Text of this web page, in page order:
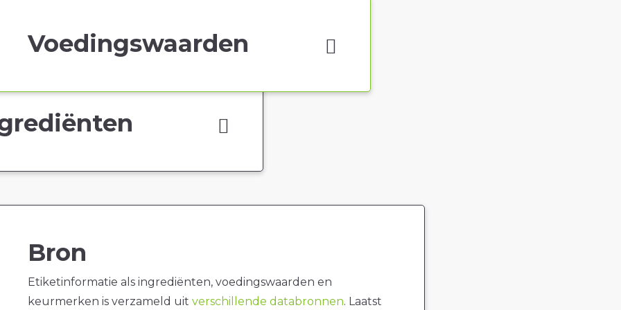
Voedingswaarden
Bron
Etiketinformatie als ingrediënten, voedingswaarden en
keurmerken is verzameld uit verschillende databronnen. Laatst